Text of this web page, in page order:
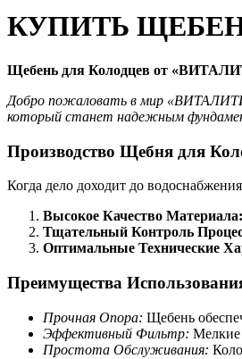
КУПИТЬ
Щебень для Колодцев от
Добро пожаловать в мир
который станет надежным
Производство Щебня для
Когда дело доходит до
Высокое Качество Материала:
Тщательный Контроль
Оптимальные Технические
Преимущества
Прочная Опора: Щебень
Эффективный Фильтр: Мелкие
Простота Обслуживания: